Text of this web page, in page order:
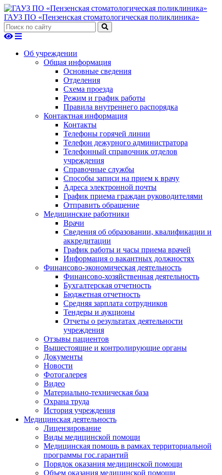
ГАУЗ ПО «Пензенская стоматологическая поликлиника»
Об учреждении
Общая информация
Основные сведения
Отделения
Схема проезда
Режим и график работы
Правила внутреннего распорядка
Контактная информация
Контакты
Телефоны горячей линии
Телефон дежурного администратора
Телефонный справочник отделов
учреждения
Справочные службы
Способы записи на прием к врачу
Адреса электронной почты
График приема граждан руководителями
Отправить обращение
Медицинские работники
Врачи
Сведения об образовании, квалификации и
аккредитации
График работы и часы приема врачей
Информация о вакантных должностях
Финансово-экономическая деятельность
Финансово-хозяйственная деятельность
Бухгалтерская отчетность
Бюджетная отчетность
Средняя зарплата сотрудников
Тендеры и аукционы
Отчеты о результатах деятельности
учреждения
Отзывы пациентов
Вышестоящие и контролирующие органы
Документы
Новости
Фотогалерея
Видео
Материально-техническая база
Охрана труда
История учреждения
Медицинская деятельность
Лицензирование
Виды медицинской помощи
Медицинская помощь в рамках территориальной
программы гос.гарантий
Порядок оказания медицинской помощи
Объем оказания медицинской помощи